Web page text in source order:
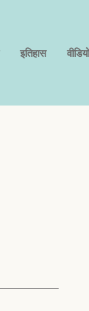
इतिहास वीडियो